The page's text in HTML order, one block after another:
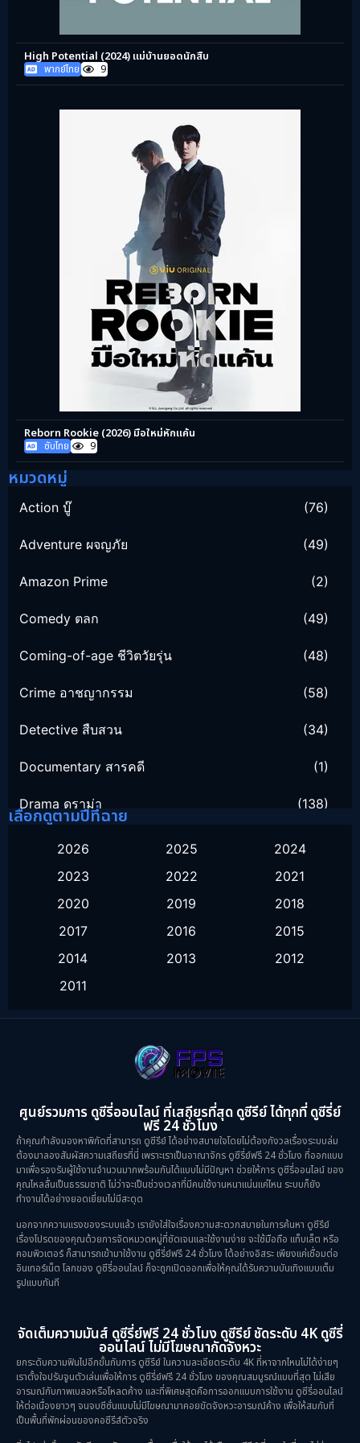
High Potential (2024) แม่บ้านยอดนักสืบ
พากย์ไทย 9
Reborn Rookie (2026) มือใหม่หักแค้น
ซับไทย 9
หมวดหมู่
Action บู๊ (76)
Adventure ผจญภัย (49)
Amazon Prime (2)
Comedy ตลก (49)
Coming-of-age ชีวิตวัยรุ่น (48)
Crime อาชญากรรม (58)
Detective สืบสวน (34)
Documentary สารคดี (1)
Drama ดราม่า (138)
Family ครอบครัว
Fantasy จินตนาการ (55)
History ประวัติศาสตร์
Horror สยองขวัญ
Mystery ลึกลับ (57)
Period ย้อนยุค (39)
Psychological จิตวิทยา (29)
Revenge
Romance โรแมนติก
Sci-Fi วิทยาศาสตร์ (6)
Science (1)
เลือกดูตามปีที่ฉาย
2026 2025
2024
2023
2022
2021
2020
2019
2018
2017
2016
2015
2014
2013
2012
2011
ศูนย์รวมการ ดูซีรี่ออนไลน์ ที่เสถียรที่สุด ดูซีรีย์ ได้ทุกที่ ดูซีรี่ย์
ฟรี 24 ชั่วโมง
ถ้าคุณกำลังมองหาพิกัดที่สามารถ ดูซีรีย์ ได้อย่างสบายใจโดยไม่ต้องกังวลเรื่องระบบล่ม
ต้องมาลองสัมผัสความเสถียรที่นี่ เพราะเราเป็นอาณาจักร ดูซีรี่ย์ฟรี 24 ชั่วโมง ที่ออกแบบ
มาเพื่อรองรับผู้ใช้งานจำนวนมากพร้อมกันได้แบบไม่มีปัญหา ช่วยให้การ ดูซีรี่ออนไลน์ ของ
คุณไหลลื่นเป็นธรรมชาติ ไม่ว่าจะเป็นช่วงเวลาที่มีคนใช้งานหนาแน่นแค่ไหน ระบบก็ยัง
ทำงานได้อย่างยอดเยี่ยมไม่มีสะดุด
นอกจากความแรงของระบบแล้ว เรายังใส่ใจเรื่องความสะดวกสบายในการค้นหา ดูซีรีย์
เรื่องโปรดของคุณด้วยการจัดหมวดหมู่ที่ชัดเจนและใช้งานง่าย จะใช้มือถือ แท็บเล็ต หรือ
คอมพิวเตอร์ ก็สามารถเข้ามาใช้งาน ดูซีรี่ย์ฟรี 24 ชั่วโมง ได้อย่างอิสระ เพียงแค่เชื่อมต่อ
อินเทอร์เน็ต โลกของ ดูซีรี่ออนไลน์ ก็จะถูกเปิดออกเพื่อให้คุณได้รับความบันเทิงแบบเต็ม
รูปแบบทันที
จัดเต็มความมันส์ ดูซีรี่ย์ฟรี 24 ชั่วโมง ดูซีรีย์ ชัดระดับ 4K ดูซีรี่
ออนไลน์ ไม่มีโฆษณากัดจังหวะ
ยกระดับความฟินไปอีกขั้นกับการ ดูซีรีย์ ในความละเอียดระดับ 4K ที่หาจากไหนไม่ได้ง่ายๆ
เราตั้งใจปรับจูนตัวเล่นเพื่อให้การ ดูซีรี่ย์ฟรี 24 ชั่วโมง ของคุณสมบูรณ์แบบที่สุด ไม่เสีย
อารมณ์กับภาพเบลอหรือโหลดค้าง และที่พิเศษสุดคือการออกแบบการใช้งาน ดูซีรี่ออนไลน์
ให้ต่อเนื่องยาวๆ จนจบซีซั่นแบบไม่มีโฆษณามาคอยขัดจังหวะอารมณ์ค้าง เพื่อให้สมกับที่
เป็นพื้นที่พักผ่อนของคอซีรีส์ตัวจริง